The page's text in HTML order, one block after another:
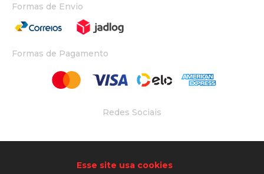
Esse site usa cookies
Formas de Envio
Formas de Pagamento
Redes Sociais
Desenvolvido Por